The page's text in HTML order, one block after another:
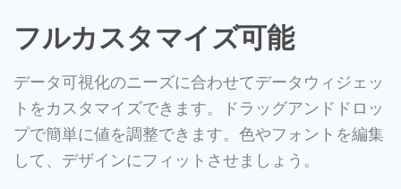
フルカスタマイズ可能
データ可視化のニーズに合わせてデータウィジェッ
トをカスタマイズできます。ドラッグアンドドロッ
プで簡単に値を調整できます。色やフォントを編集
して、デザインにフィットさせましょう。